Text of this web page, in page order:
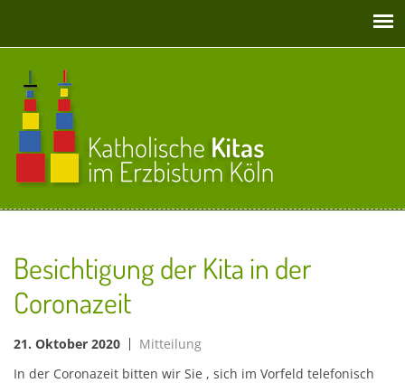
Besichtigung der Kita in der
Coronazeit
21. Oktober 2020
Mitteilung
In der Coronazeit bitten wir Sie , sich im Vorfeld telefonisch